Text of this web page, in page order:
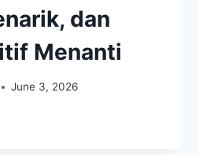
dan
Menanti
June 3, 2026